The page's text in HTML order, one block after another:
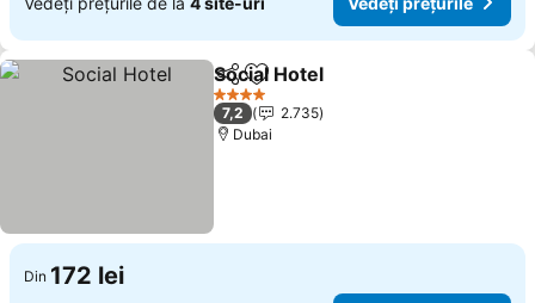
DistribuițiAdăugaţi la favorite
Social Hotel
4 Stele
7,2
2.735
Dubai
Din 172 lei